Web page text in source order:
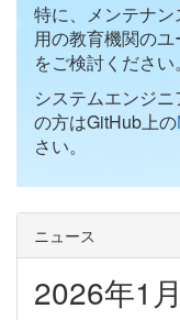
特に、メンテナ
用の教育機関の
をご検討ください。
システムエンジ
の方はGitHub上の
さい。
ニュース
2026年1